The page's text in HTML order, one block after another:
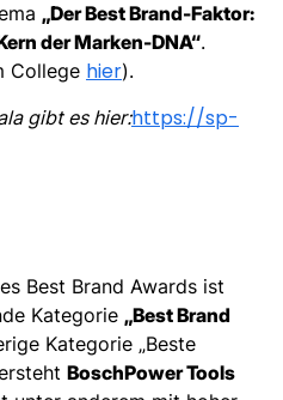
„Der Best Brand-Faktor:
der Marken-DNA“.
College hier).
gibt es hier:https://sp-
Best Brand Awards ist
Kategorie „Best Brand
Kategorie „Beste
steht BoschPower Tools